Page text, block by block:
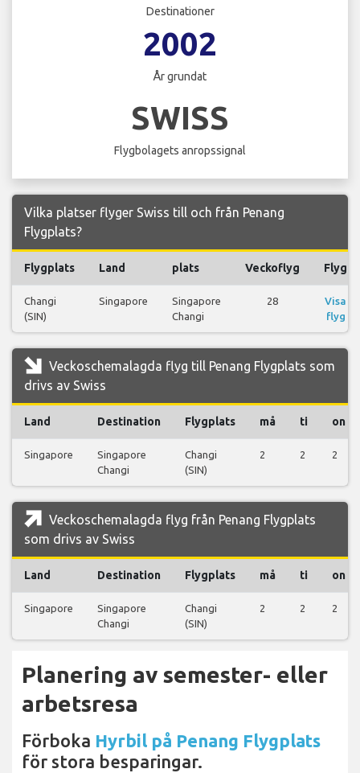
Destinationer
2002
År grundat
SWISS
Flygbolagets anropssignal
Vilka platser flyger Swiss till och från Penang
Flygplats?
Flygplats Land plats Veckoflyg Flyg
Changi
(SIN)
Singapore
Singapore
Changi
28
Visa
flyg
Veckoschemalagda flyg till Penang Flygplats som
drivs av Swiss
Land Destination Flygplats må ti on
Singapore
Singapore
Changi
Changi
(SIN)
2 2 2
Veckoschemalagda flyg från Penang Flygplats
som drivs av Swiss
Land Destination Flygplats må ti on
Singapore
Singapore
Changi
Changi
(SIN)
2 2 2
Planering av semester- eller
arbetsresa
Förboka Hyrbil på Penang Flygplats
för stora besparingar.